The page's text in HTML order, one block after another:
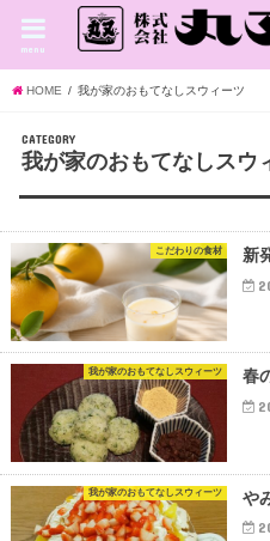
menu
HOME 我が家のおもてなしスウィーツ
CATEGORY
我が家のおもてなしスウ
こだわりの食材 新
我が家のおもてなしスウィーツ 春
我が家のおもてなしスウィーツ や